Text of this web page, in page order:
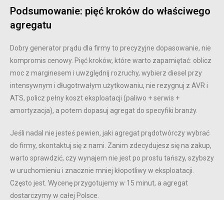
Podsumowanie: pięć kroków do właściwego
agregatu
Dobry generator prądu dla firmy to precyzyjne dopasowanie, nie
kompromis cenowy. Pięć kroków, które warto zapamiętać: oblicz
moc z marginesem i uwzględnij rozruchy, wybierz diesel przy
intensywnym i długotrwałym użytkowaniu, nie rezygnuj z AVR i
ATS, policz pełny koszt eksploatacji (paliwo + serwis +
amortyzacja), a potem dopasuj agregat do specyfiki branży.
Jeśli nadal nie jesteś pewien, jaki agregat prądotwórczy wybrać
do firmy, skontaktuj się z nami. Zanim zdecydujesz się na zakup,
warto sprawdzić, czy wynajem nie jest po prostu tańszy, szybszy
w uruchomieniu i znacznie mniej kłopotliwy w eksploatacji.
Często jest. Wycenę przygotujemy w 15 minut, a agregat
dostarczymy w całej Polsce.